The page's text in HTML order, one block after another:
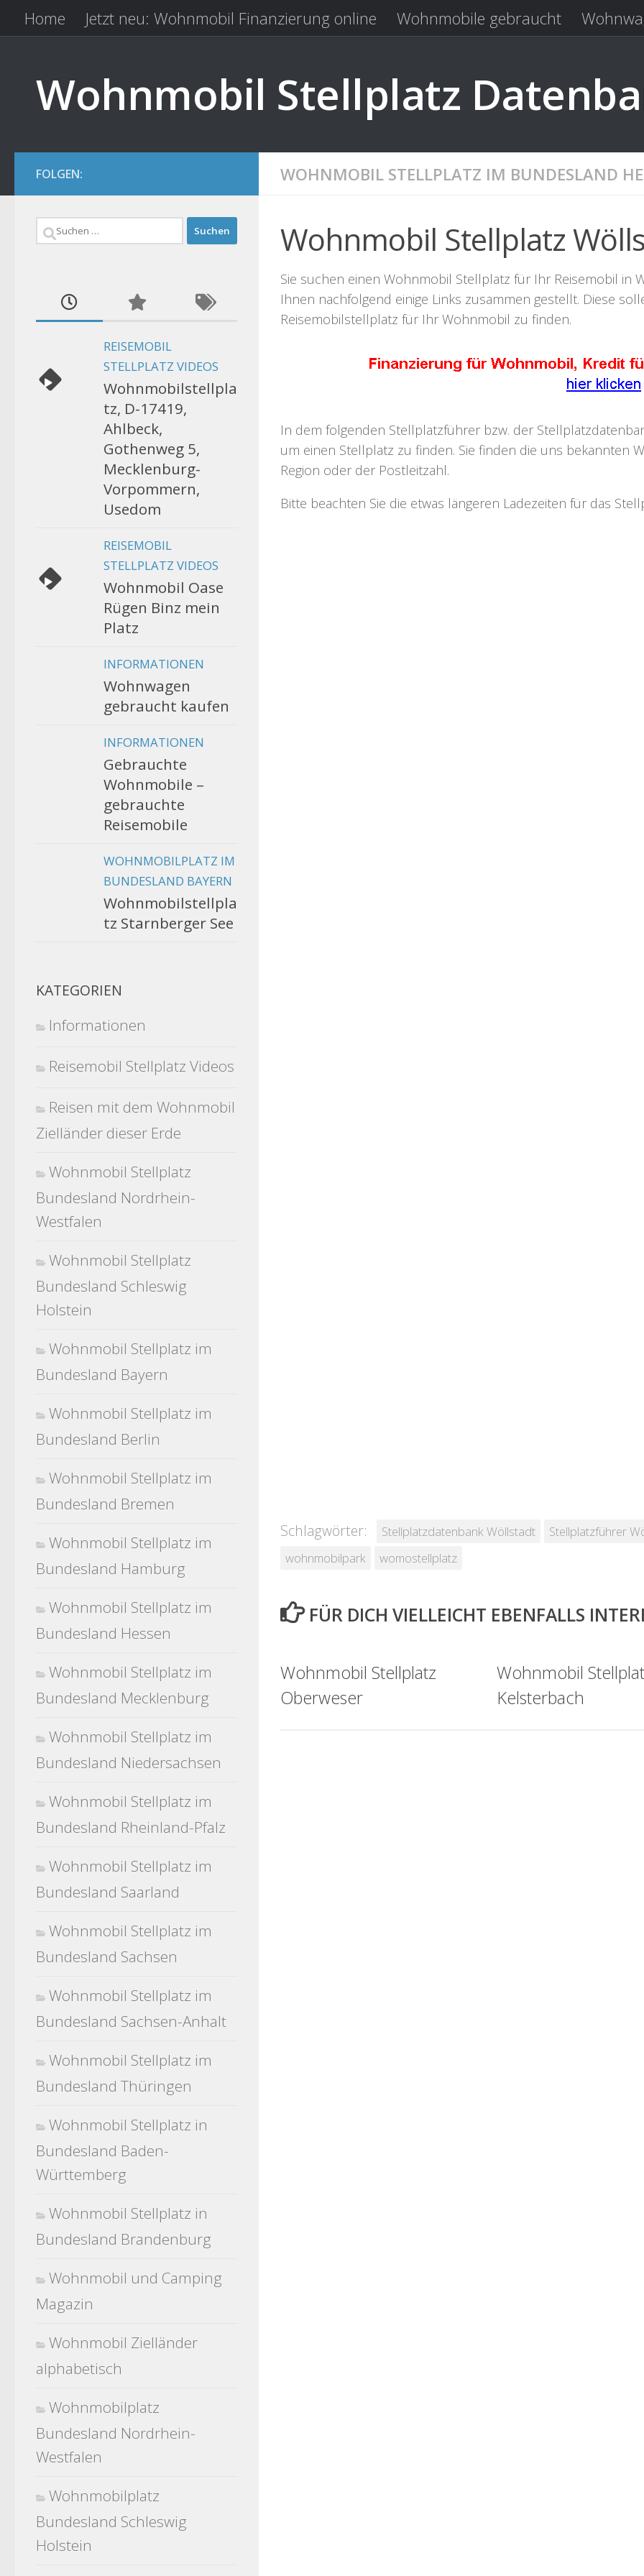
Zum Inhalt springen
Home Jetzt neu: Wohnmobil Finanzierung online Wohnmobile gebraucht
Wohnmobil Stellplatz
WOHNMOBIL STELLPLATZ IM BUNDESLAND
Wohnmobil Stellplatz
Sie suchen einen Wohnmobil Stellplatz für Ihr Reisemobil in
Ihnen nachfolgend einige Links zusammen gestellt. Diese
Reisemobilstellplatz für Ihr Wohnmobil zu finden.
In dem folgenden Stellplatzführer bzw. der
um einen Stellplatz zu finden. Sie finden die uns bekannten
Region oder der Postleitzahl.
Bitte beachten Sie die etwas längeren Ladezeiten für das
Schlagwörter: Stellplatzdatenbank Wöllstadt Stellplatzführer
wohnmobilpark
womostellplatz
FÜR DICH VIELLEICHT EBENFALLS
Wohnmobil Stellplatz
Oberweser
Wohnmobil
Kelsterbach
FOLGEN:
Suchen
REISEMOBIL
STELLPLATZ VIDEOS
Wohnmobilstellpla
tz, D-17419,
Ahlbeck,
Gothenweg 5,
Mecklenburg-
Vorpommern,
Usedom
REISEMOBIL
STELLPLATZ VIDEOS
Wohnmobil Oase
Rügen Binz mein
Platz
INFORMATIONEN
Wohnwagen
gebraucht kaufen
INFORMATIONEN
Gebrauchte
Wohnmobile –
gebrauchte
Reisemobile
WOHNMOBILPLATZ IM
BUNDESLAND BAYERN
Wohnmobilstellpla
tz Starnberger See
KATEGORIEN
Informationen
Reisemobil Stellplatz Videos
Reisen mit dem Wohnmobil
Zielländer dieser Erde
Wohnmobil Stellplatz
Bundesland Nordrhein-
Westfalen
Wohnmobil Stellplatz
Bundesland Schleswig
Holstein
Wohnmobil Stellplatz im
Bundesland Bayern
Wohnmobil Stellplatz im
Bundesland Berlin
Wohnmobil Stellplatz im
Bundesland Bremen
Wohnmobil Stellplatz im
Bundesland Hamburg
Wohnmobil Stellplatz im
Bundesland Hessen
Wohnmobil Stellplatz im
Bundesland Mecklenburg
Wohnmobil Stellplatz im
Bundesland Niedersachsen
Wohnmobil Stellplatz im
Bundesland Rheinland-Pfalz
Wohnmobil Stellplatz im
Bundesland Saarland
Wohnmobil Stellplatz im
Bundesland Sachsen
Wohnmobil Stellplatz im
Bundesland Sachsen-Anhalt
Wohnmobil Stellplatz im
Bundesland Thüringen
Wohnmobil Stellplatz in
Bundesland Baden-
Württemberg
Wohnmobil Stellplatz in
Bundesland Brandenburg
Wohnmobil und Camping
Magazin
Wohnmobil Zielländer
alphabetisch
Wohnmobilplatz
Bundesland Nordrhein-
Westfalen
Wohnmobilplatz
Bundesland Schleswig
Holstein